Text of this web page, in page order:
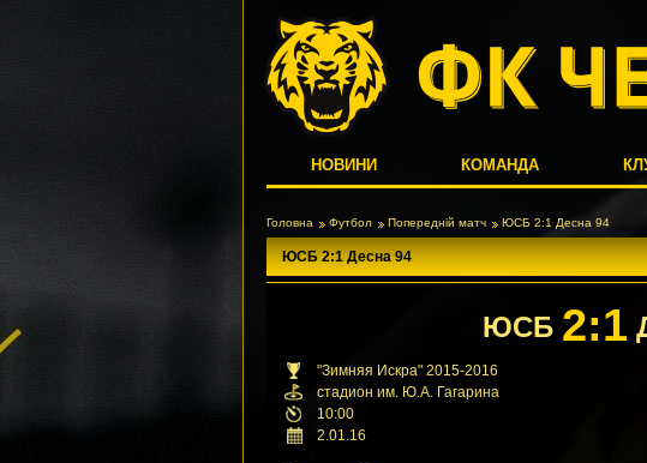
НОВИНИ КОМАНДА
Головна Футбол Попередній матч ЮСБ 2:1 Десна 94
ЮСБ 2:1 Десна 94
ЮСБ 2:1
"Зимняя Искра" 2015-2016
стадион им. Ю.А. Гагарина
10:00
2.01.16